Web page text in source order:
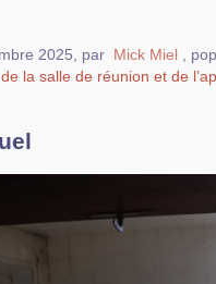
2025 par Mick Miel
la salle de réunion et de